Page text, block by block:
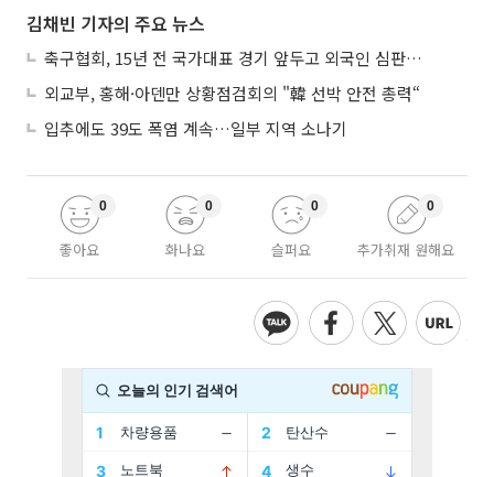
김채빈 기자의 주요 뉴스
축구협회, 15년 전 국가대표 경기 앞두고 외국인 심판에 ‘성접대’
외교부, 홍해·아덴만 상황점검회의 "韓 선박 안전 총력“
입추에도 39도 폭염 계속…일부 지역 소나기
좋아요
0
화나요
0
슬퍼요
0
추가취재 원해요
0